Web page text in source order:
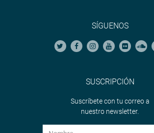
SÍGUENOS
SUSCRIPCIÓN
Suscríbete con tu correo a
nuestro newsletter.